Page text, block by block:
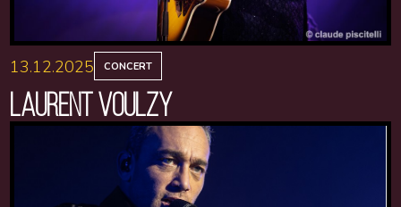
13.12.2025 CONCERT
LAURENT VOULZY